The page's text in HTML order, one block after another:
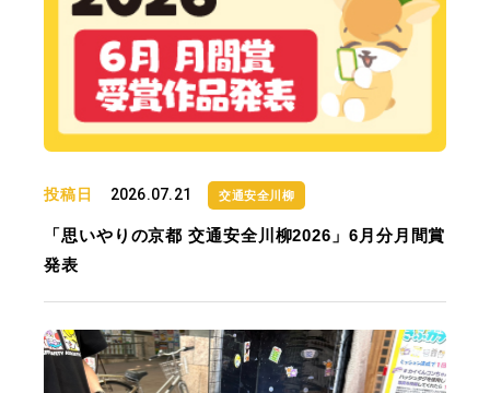
投稿日 2026.07.21 交通安全川柳
「思いやりの京都 交通安全川柳2026」6月分月間賞
発表